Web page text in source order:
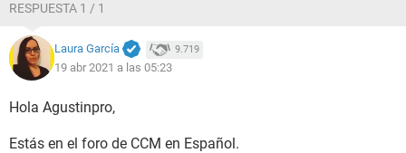
RESPUESTA 1 / 1
Laura García 9.719
19 abr 2021 a las 05:23
Hola Agustinpro,
Estás en el foro de CCM en Español.